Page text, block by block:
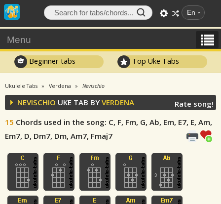
En
Menu
Beginner tabs Top Uke Tabs
Ukulele Tabs Verdena Nevischio
NEVISCHIO UKE TAB BYVERDENA
15 Chords used in the song: C, F, Fm, G, Ab, Em, E7, E, Am,
Em7, D, Dm7, Dm, Am7, Fmaj7
Rate song!